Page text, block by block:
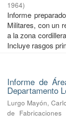
1964)
Informe
Militares, con un
a la zona
Incluye rasgos
Informe de
Departamento
Lurgo Mayón,
de